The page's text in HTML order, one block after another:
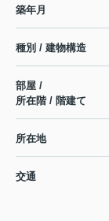
築年月
種別 / 建物構造
部屋 /
所在階 / 階建て
所在地
交通